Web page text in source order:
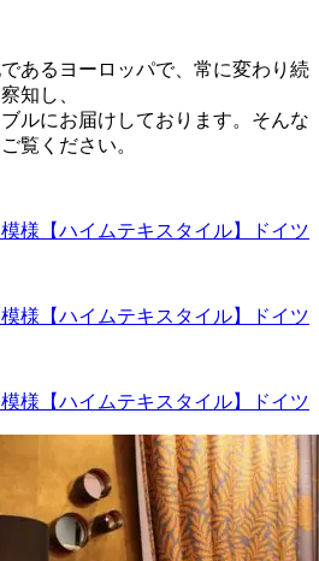
あるヨーロッパで、常に変わり続
知し、
ルにお届けしております。そんな
覧ください。
様【ハイムテキスタイル】ドイツ
様【ハイムテキスタイル】ドイツ
様【ハイムテキスタイル】ドイツ